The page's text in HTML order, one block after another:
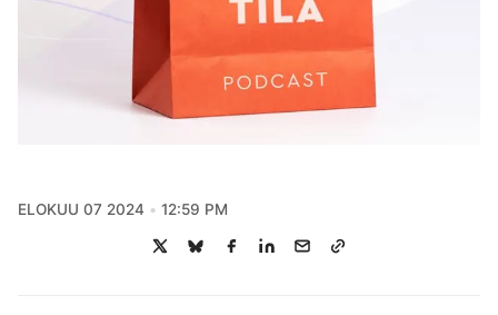
ELOKUU 07 2024 12:59 PM